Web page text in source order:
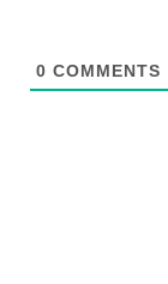
0 COMMENTS